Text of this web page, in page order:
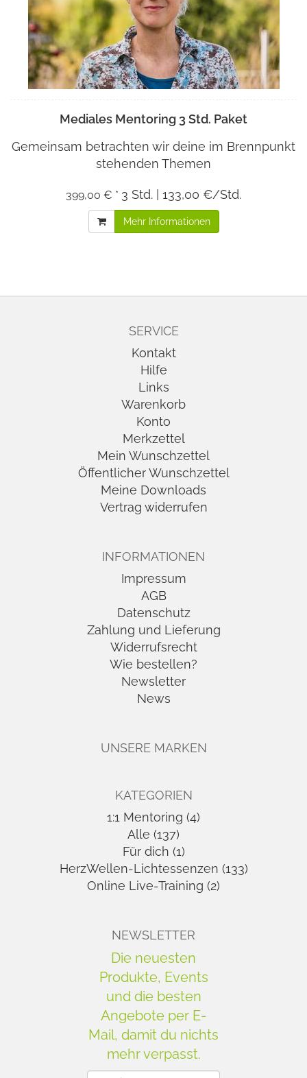
Mediales Mentoring 3 Std. Paket
Gemeinsam betrachten wir deine im Brennpunkt
stehenden Themen
399,00 € * 3 Std. | 133,00 €/Std.
Mehr Informationen
SERVICE
Kontakt
Hilfe
Links
Warenkorb
Konto
Merkzettel
Mein Wunschzettel
Öffentlicher Wunschzettel
Meine Downloads
Vertrag widerrufen
INFORMATIONEN
Impressum
AGB
Datenschutz
Zahlung und Lieferung
Widerrufsrecht
Wie bestellen?
Newsletter
News
UNSERE MARKEN
KATEGORIEN
1:1 Mentoring (4)
Alle (137)
Für dich (1)
HerzWellen-Lichtessenzen (133)
Online Live-Training (2)
NEWSLETTER
Die neuesten
Produkte, Events
und die besten
Angebote per E-
Mail, damit du nichts
mehr verpasst.